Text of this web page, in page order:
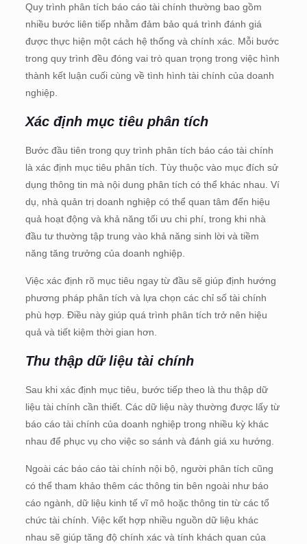
Quy trình phân tích báo cáo tài chính thường bao gồm
nhiều bước liên tiếp nhằm đảm bảo quá trình đánh giá
được thực hiện một cách hệ thống và chính xác. Mỗi bước
trong quy trình đều đóng vai trò quan trọng trong việc hình
thành kết luận cuối cùng về tình hình tài chính của doanh
nghiệp.
Xác định mục tiêu phân tích
Bước đầu tiên trong quy trình phân tích báo cáo tài chính
là xác định mục tiêu phân tích. Tùy thuộc vào mục đích sử
dụng thông tin mà nội dung phân tích có thể khác nhau. Ví
dụ, nhà quản trị doanh nghiệp có thể quan tâm đến hiệu
quả hoạt động và khả năng tối ưu chi phí, trong khi nhà
đầu tư thường tập trung vào khả năng sinh lời và tiềm
năng tăng trưởng của doanh nghiệp.
Việc xác định rõ mục tiêu ngay từ đầu sẽ giúp định hướng
phương pháp phân tích và lựa chọn các chỉ số tài chính
phù hợp. Điều này giúp quá trình phân tích trở nên hiệu
quả và tiết kiệm thời gian hơn.
Thu thập dữ liệu tài chính
Sau khi xác định mục tiêu, bước tiếp theo là thu thập dữ
liệu tài chính cần thiết. Các dữ liệu này thường được lấy từ
báo cáo tài chính của doanh nghiệp trong nhiều kỳ khác
nhau để phục vụ cho việc so sánh và đánh giá xu hướng.
Ngoài các báo cáo tài chính nội bộ, người phân tích cũng
có thể tham khảo thêm các thông tin bên ngoài như báo
cáo ngành, dữ liệu kinh tế vĩ mô hoặc thông tin từ các tổ
chức tài chính. Việc kết hợp nhiều nguồn dữ liệu khác
nhau sẽ giúp tăng độ chính xác và tính khách quan của